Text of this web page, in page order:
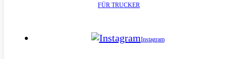
FÜR TRUCKER
Instagram